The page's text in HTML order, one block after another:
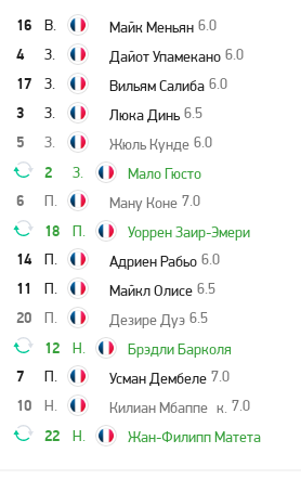
16 В. Майк Меньян 6.0
4 З. Дайот Упамекано 6.0
17 З. Вильям Салиба 6.0
3 З. Люка Динь 6.5
5 З. Жюль Кунде 6.0
2 З. Мало Гюсто
6 П. Ману Коне 7.0
18 П. Уоррен Заир-Эмери
14 П. Адриен Рабьо 6.0
11 П. Майкл Олисе 6.5
20 П. Дезире Дуэ 6.5
12 Н. Брэдли Барколя
7 П. Усман Дембеле 7.0
10 Н. Килиан Мбаппе к. 7.0
22 Н. Жан-Филипп Матета